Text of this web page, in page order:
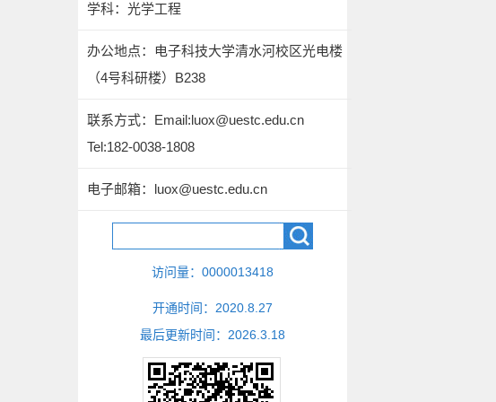
学科：光学工程
办公地点：电子科技大学清水河校区光电楼
（4号科研楼）B238
联系方式： Email:luox@uestc.edu.cn
Tel:182-0038-1808
电子邮箱： luox@uestc.edu.cn
访问量： 0000013418
开通时间： 2020 8 27
最后更新时间： 2026 3 18